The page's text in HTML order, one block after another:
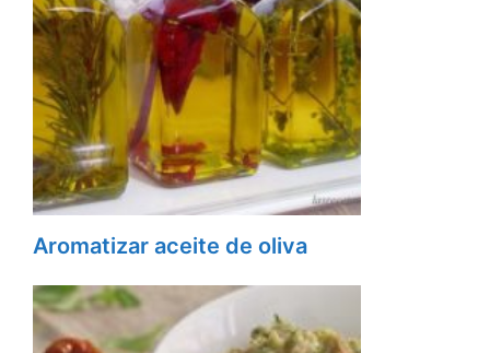
Aromatizar aceite de oliva